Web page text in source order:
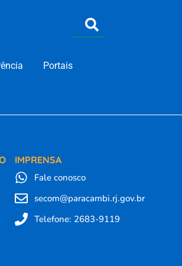
Portais
IMPRENSA
Fale conosco
secom@paracambi.rj.gov.br
Telefone: 2683-9119